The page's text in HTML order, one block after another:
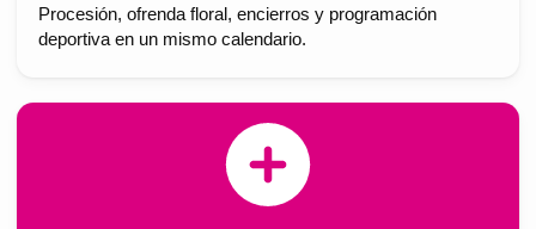
Procesión, ofrenda floral, encierros y programación
deportiva en un mismo calendario.